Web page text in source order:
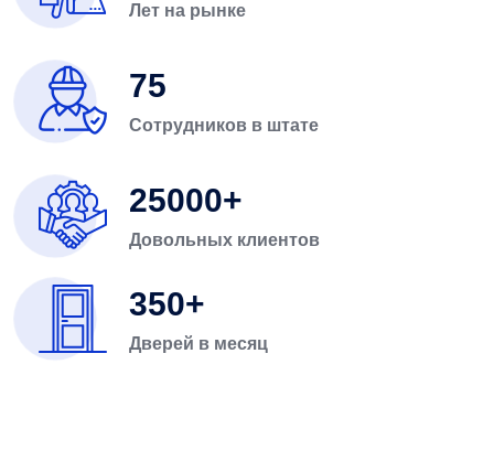
Лет на рынке
75
Сотрудников в штате
25000
Довольных клиентов
350
Дверей в месяц